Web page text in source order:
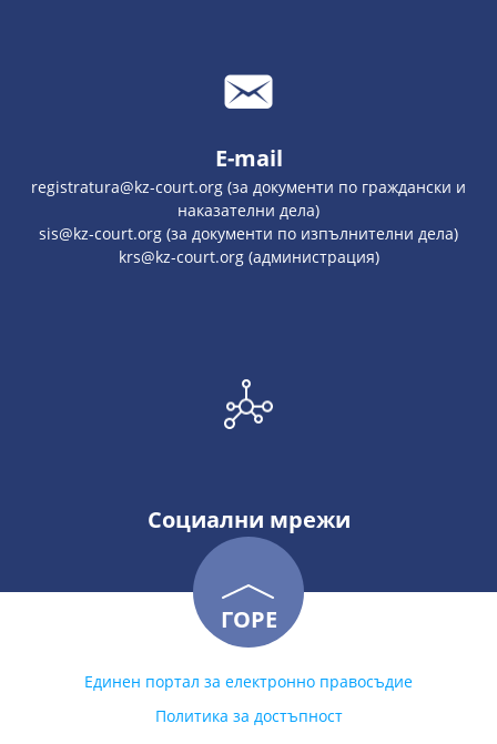
E-mail
registratura@kz-court.org (за документи по граждански и
наказателни дела)
sis@kz-court.org (за документи по изпълнителни дела)
krs@kz-court.org (администрация)
Социални мрежи
ГОРЕ
Единен портал за електронно правосъдие
Политика за достъпност